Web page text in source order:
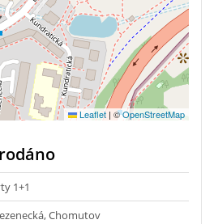
Leaflet | ©OpenStreetMap
1+1
Chomutov